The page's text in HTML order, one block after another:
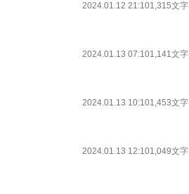
2024.01.12 21:101,315文字
2024.01.13 07:101,141文字
2024.01.13 10:101,453文字
2024.01.13 12:101,049文字